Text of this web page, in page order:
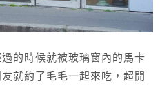
的時候就被玻璃窗內的馬卡
就約了毛毛一起來吃，超開